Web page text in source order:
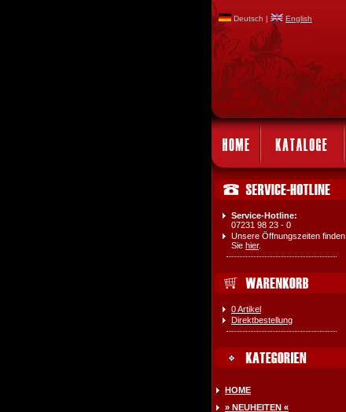
Deutsch | English
Service-Hotline:
07231 98 23 - 0
Unsere Öffnungszeiten finden
Sie hier.
0 Artikel
Direktbestellung
HOME
» NEUHEITEN «